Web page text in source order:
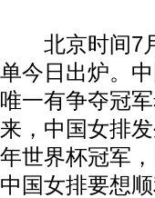
北京时间7月
单今日出炉。
唯一有争夺冠
来，中国女排
年世界杯冠军
中国女排要想